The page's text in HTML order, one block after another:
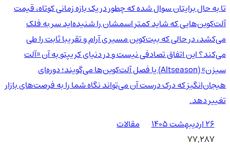
تا به حال برایتان سوال شده که چطور در یک بازه زمانی کوتاه، قیمت
آلت‌کوین‌هایی که شاید کمتر اسمشان را شنیده‌اید سر به فلک
می‌کشد، در حالی که بیت‌کوین مسیری آرام و تقریبا ثابت را طی
می‌کند؟ این اتفاق تصادفی نیست و در دنیای کریپتو به آن «آلت
سیزن» (Altseason) یا فصل آلت‌کوین‌ها می‌گویند؛ دوره‌ای
هیجان‌انگیز که درک درست آن می‌تواند نگاه شما را به فرصت‌های بازار
تغییر دهد.
۲۶ اردیبهشت ۱۴۰۵
مقالات
77,287